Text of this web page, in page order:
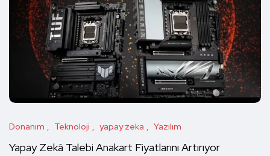
Donanım Teknoloji yapay zeka Yazılım
Yapay Zekâ Talebi Anakart Fiyatlarını Artırıyor